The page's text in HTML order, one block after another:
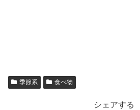
季節系 食べ物
シェアする